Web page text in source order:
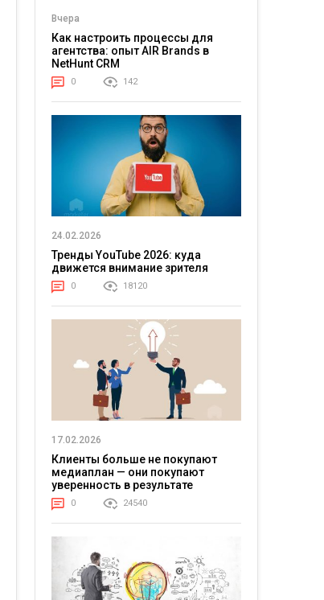
Вчера
Как настроить процессы для
агентства: опыт AIR Brands в
NetHunt CRM
0 142
24.02.2026
Тренды YouTube 2026: куда
движется внимание зрителя
0 18120
17.02.2026
Клиенты больше не покупают
медиаплан — они покупают
уверенность в результате
0 24540